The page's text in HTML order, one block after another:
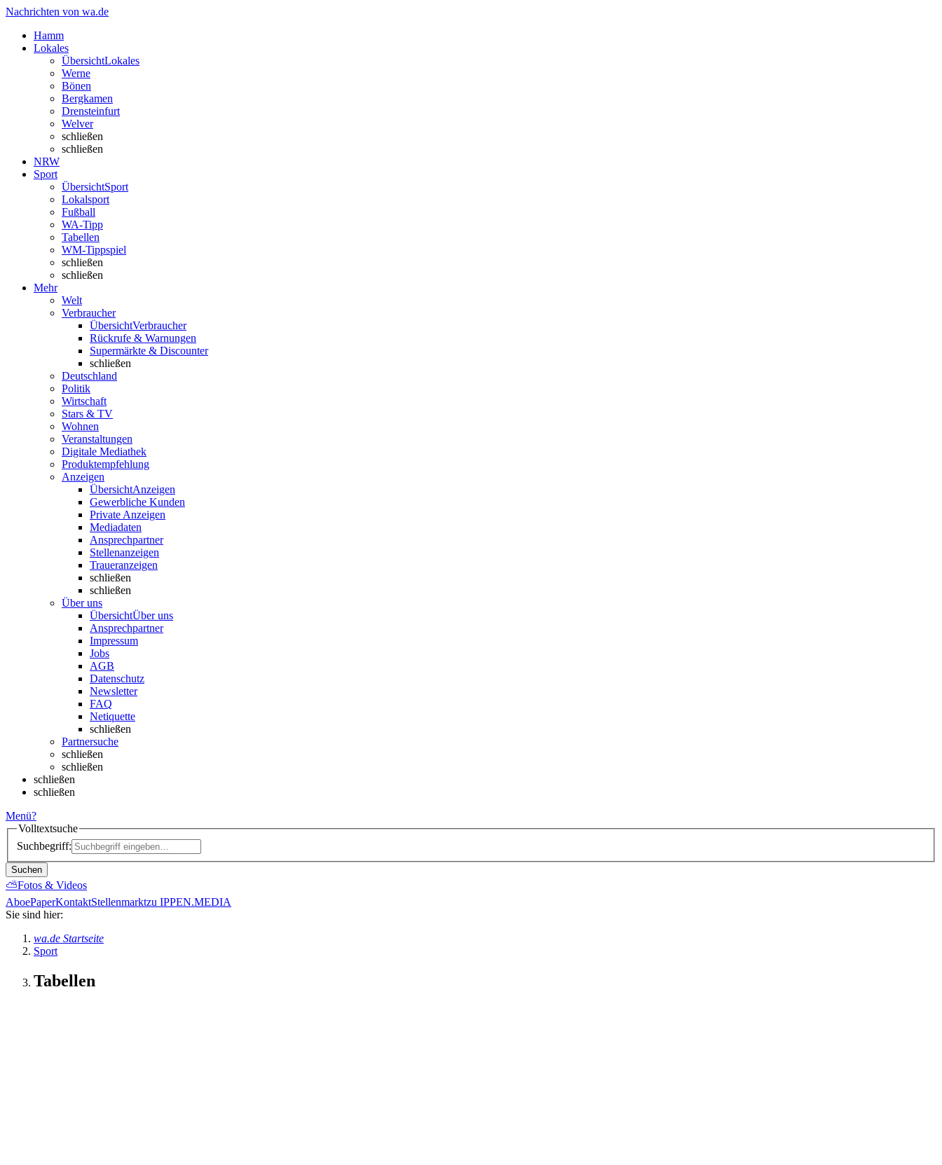
Nachrichten von wa.de
Hamm
Lokales
ÜbersichtLokales
Werne
Bönen
Bergkamen
Drensteinfurt
Welver
schließen
schließen
NRW
Sport
ÜbersichtSport
Lokalsport
Fußball
WA-Tipp
Tabellen
WM-Tippspiel
schließen
schließen
Mehr
Welt
Verbraucher
ÜbersichtVerbraucher
Rückrufe & Warnungen
Supermärkte & Discounter
schließen
Deutschland
Politik
Wirtschaft
Stars & TV
Wohnen
Veranstaltungen
Digitale Mediathek
Produktempfehlung
Anzeigen
ÜbersichtAnzeigen
Gewerbliche Kunden
Private Anzeigen
Mediadaten
Ansprechpartner
Stellenanzeigen
Traueranzeigen
schließen
schließen
Über uns
ÜbersichtÜber uns
Ansprechpartner
Impressum
Jobs
AGB
Datenschutz
Newsletter
FAQ
Netiquette
schließen
Partnersuche
schließen
schließen
schließen
schließen
Menü?
Volltextsuche
Suchbegriff:
Suchen
⛅Fotos & Videos
AboePaperKontaktStellenmarktzu IPPEN.MEDIA
Sie sind hier:
wa.de Startseite
Sport
Tabellen